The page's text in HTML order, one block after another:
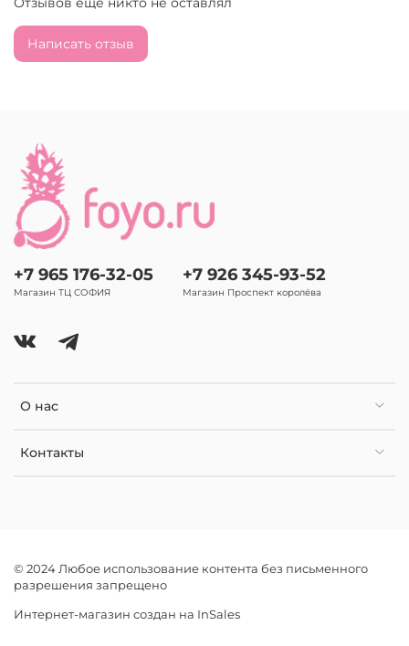
Написать отзыв
О нас
Контакты
+7 965 176-32-05
Магазин ТЦ СОФИЯ
+7 926 345-93-52
Магазин Проспект королёва
© 2024 Любое использование контента без письменного
разрешения запрещено
Интернет-магазин создан на InSales